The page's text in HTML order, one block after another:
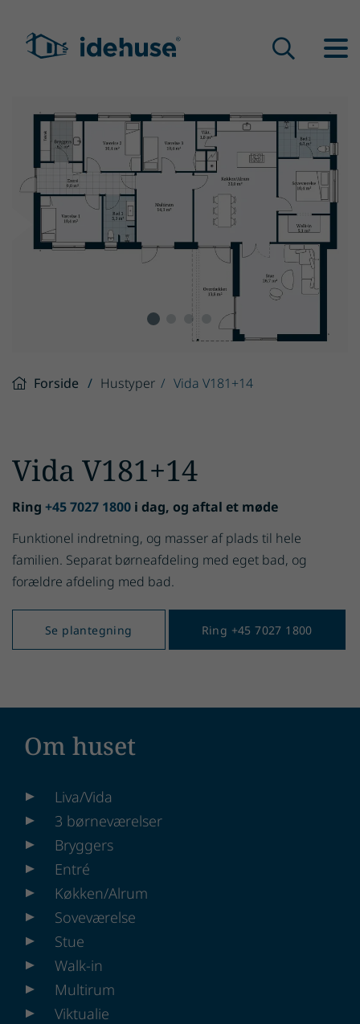
Forside Hustyper Vida V181+14
Vida V181+14
Ring +45 7027 1800 i dag, og aftal et møde
Funktionel indretning, og masser af plads til hele
familien. Separat børneafdeling med eget bad, og
forældre afdeling med bad.
Se plantegning Ring +45 7027 1800
Om huset
Liva/Vida
3 børneværelser
Bryggers
Entré
Køkken/Alrum
Soveværelse
Stue
Walk-in
Multirum
Viktualie